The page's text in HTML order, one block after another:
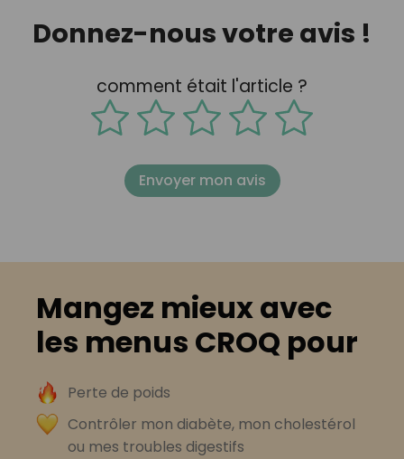
Donnez-nous votre avis !
comment était l'article ?
Envoyer mon avis
Mangez mieux avec
les menus CROQ pour
Perte de poids
Contrôler mon diabète, mon cholestérol
ou mes troubles digestifs